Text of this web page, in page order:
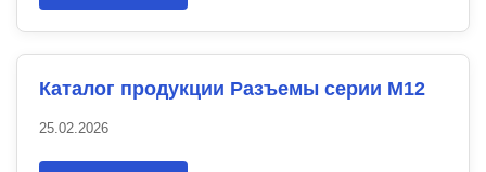
Каталог продукции Разъемы серии M12
25.02.2026